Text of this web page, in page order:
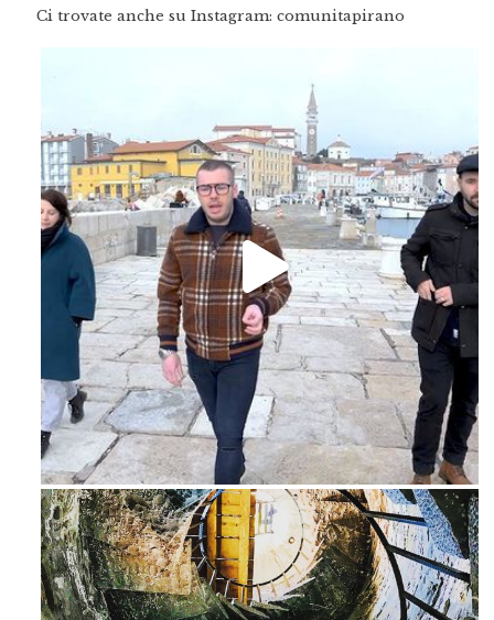
Ci trovate anche su Instagram: comunitapirano
Feb 16